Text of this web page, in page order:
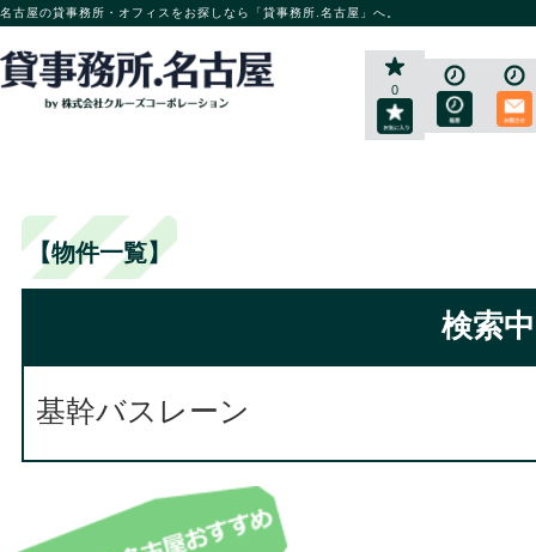
名古屋の貸事務所・オフィスをお探しなら「貸事務所.名古屋」へ。
0
【物件一覧】
検索
基幹バスレーン